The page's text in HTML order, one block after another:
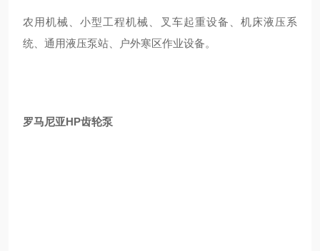
农用机械、小型工程机械、叉车起重设备、机床液压系
统、通用液压泵站、户外寒区作业设备。
罗马尼亚HP齿轮泵